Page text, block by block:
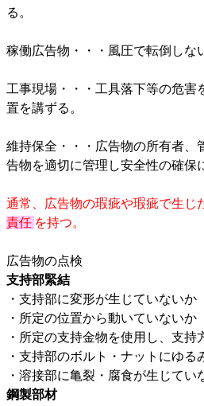
る。
稼働広告物・・・風圧で転倒しな
工事現場・・・工具落下等の危害
置を講ずる。
維持保全・・・広告物の所有者、
告物を適切に管理し安全性の確保
通常、広告物の瑕疵や瑕疵で生じ
責任 を持つ。
広告物の点検
支持部緊結
・支持部に変形が生じていないか
・所定の位置から動いていないか
・所定の支持金物を使用し、支
・支持部のボルト・ナットにゆる
・溶接部に亀裂・腐食が生じてい
鋼製部材